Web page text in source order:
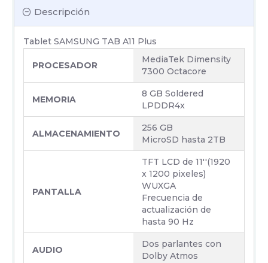
Descripción
Tablet SAMSUNG TAB A11 Plus
PROCESADOR
MediaTek Dimensity
7300 Octacore
MEMORIA
8 GB Soldered
LPDDR4x
ALMACENAMIENTO
256 GB
MicroSD hasta 2TB
PANTALLA
TFT LCD de 11''(1920
x 1200 pixeles)
WUXGA
Frecuencia de
actualización de
hasta 90 Hz
AUDIO
Dos parlantes con
Dolby Atmos